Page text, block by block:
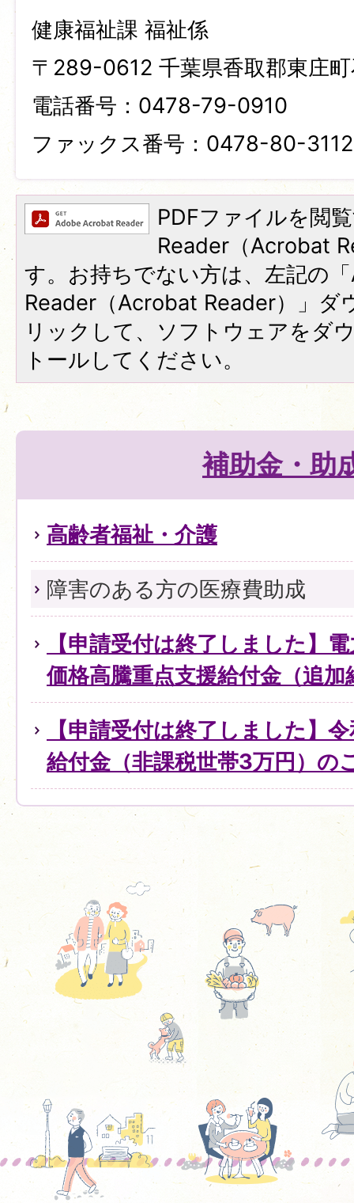
健康福祉課 福祉係
〒289-0612 千葉県香取郡東庄
電話番号：0478-79-0910
ファックス番号：0478-80-3112
PDFファイルを閲
Reader（Acrobat
す。お持ちでない方は、左記の
Reader（Acrobat Reader）」ダ
リックして、ソフトウェアをダ
トールしてください。
補助金・助
高齢者福祉・介護
障害のある方の医療費助成
【申請受付は終了しました】
価格高騰重点支援給付金（追
【申請受付は終了しました】
給付金（非課税世帯3万円）の